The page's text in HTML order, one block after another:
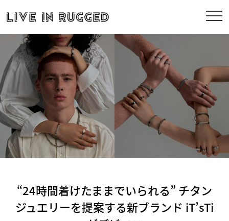
“24時間着けたままでいられる” チタン
ジュエリーを提案する新ブランド iT’sTi